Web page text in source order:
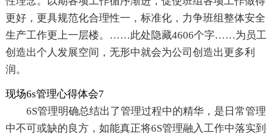
更好，更具规范化合理性一，标准化，力争班组整体安全
生产工作更上一层楼。
……此处隐藏4606个字……为员工
创造出个人发展空间，无形中就会为公司创造出更多利
润。
现场6s管理心得体会7
6S管理明确总结出了管理过程中的精华，是日常管理
中不可或缺的良方，如能真正将6S管理融入工作中落实到